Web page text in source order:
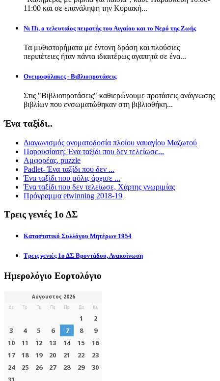
11:00 και σε επανάληψη την Κυριακή...
Νι Πι, ο τελευταίος πειρατής του Αιγαίου και το Νερό της Ζωής
Τα μυθιστορήματα με έντονη δράση και πλούσιες
περιπέτειες ήταν πάντα ιδιαιτέρως αγαπητά σε ένα...
Ονειροφύλακες - Βιβλιοπροτάσεις
Στις "Βιβλιοπροτάσεις" καθιερώνουμε προτάσεις ανάγνωσης
βιβλίων που ενσωματώθηκαν στη βιβλιοθήκη...
Ένα ταξίδι..
Διαγωνισμός ονοματοδοσία πλοίου ναυαγίου Μαζωτού
Παρουσίαση: Ένα ταξίδι που δεν τελείωσε...
Αμφορέας, puzzle
Padlet- Ένα ταξίδι που δεν ...
Ένα ταξίδι που μόλις άρχισε ...
Ένα ταξίδι που δεν τελείωσε, Χάρτης γνωριμίας
Πρόγραμμα etwinning 2018-19
Τρεις γενιές 1ο ΔΣ
Καταστατικό Συλλόγου Μητέρων 1954
Τρεις γενιές 1ο ΔΣ Βροντάδου, Ανακοίνωση
Ημερολόγιο Εορτολόγιο